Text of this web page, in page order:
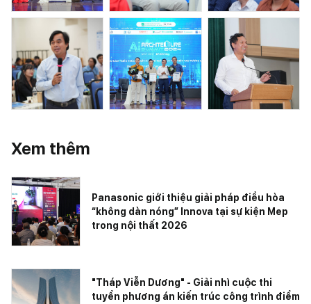
Xem thêm
Panasonic giới thiệu giải pháp điều hòa
“không dàn nóng” Innova tại sự kiện Mep
trong nội thất 2026
"Tháp Viễn Dương" - Giải nhì cuộc thi
tuyển phương án kiến trúc công trình điểm